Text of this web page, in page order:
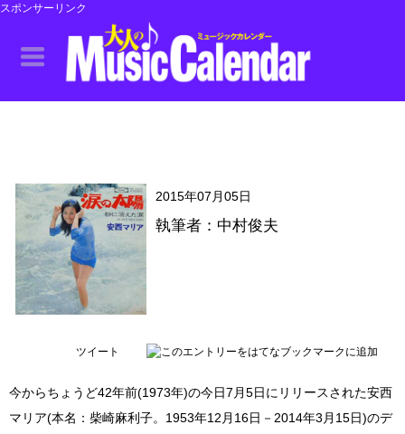
スポンサーリンク
2015年07月05日
執筆者：中村俊夫
ツイート
今からちょうど42年前(1973年)の今日7月5日にリリースされた安西
マリア(本名：柴崎麻利子。1953年12月16日－2014年3月15日)のデ